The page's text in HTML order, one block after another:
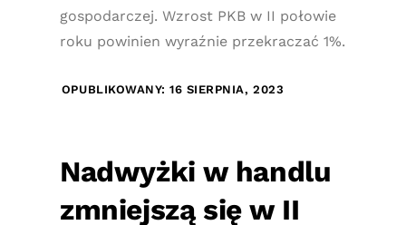
gospodarczej. Wzrost PKB w II połowie
roku powinien wyraźnie przekraczać 1%.
OPUBLIKOWANY: 16 SIERPNIA, 2023
Nadwyżki w handlu
zmniejszą się w II